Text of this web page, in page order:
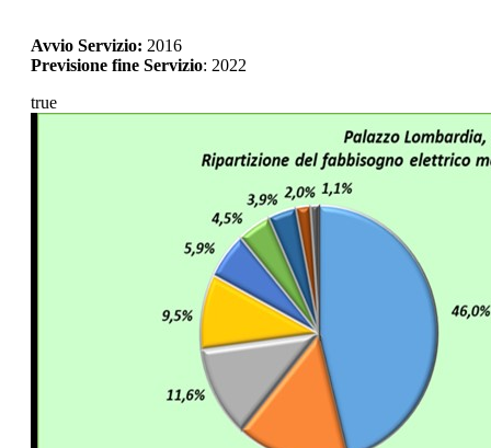
Avvio Servizio: 2016
Previsione fine Servizio: 2022
true